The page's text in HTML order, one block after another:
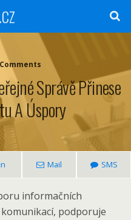
• No Comments
Správě Přinese
A Úspory
Mail SMS
informačních
podporuje